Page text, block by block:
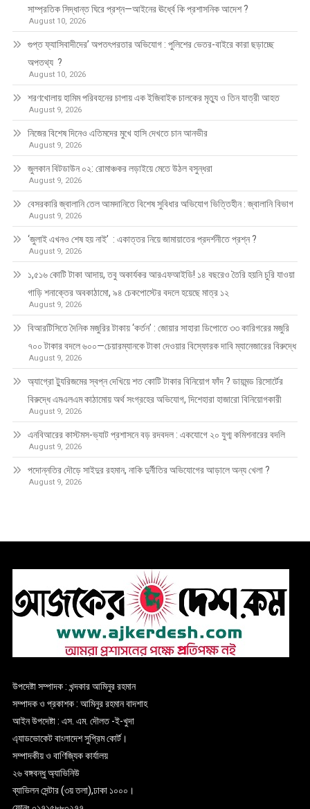
সাম্প্রতিক সিদ্ধান্ত ঘিরে প্রশ্ন—আইনের ঊর্ধ্বে কি প্রশাসনিক আদেশ ?
August 10, 2026
গুপ্ত ফ্যাসিবাদীদের’ অপতৎপরতার অভিযোগ : পুলিশের ভেতর-বাইরে কারা ছড়াচ্ছে
অপতথ্য ?
August 10, 2026
শরণখোলায় হামিম পরিবহনের চাপায় এক ইজিবাইক চালকের মৃত্যু ও তিন যাত্রী আহত
August 9, 2026
নিজের বিশেষ দিনেও এতিমদের মুখে হাসি দেখতে চান আনভীর
August 9, 2026
জুলকান বিটডাউন ০২: রোমাঞ্চকর লড়াইয়ে মেতে উঠল বসুন্ধরা
August 9, 2026
বেসরকারি জ্বালানি তেল আমদানিতে বিশেষ সুবিধার অভিযোগ ভিত্তিহীন : জ্বালানি বিভাগ
August 9, 2026
‘জুলাই এখনও শেষ হয় নাই’ : একাত্তর নিয়ে জামায়াতের প্রদর্শনীতে প্রশ্ন ?
August 9, 2026
১,৫১৬ কোটি টাকা আদায়, তবু অকার্যকর আরএফআইডি! ১৪ বছরেও তৈরি হয়নি চুরি যাওয়া
গাড়ি শনাক্তের অবকাঠামো, ৯৪ চেকপোস্টের বদলে হয়েছে মাত্র ১২
August 9, 2026
বিআরটিসিতে দৈনিক মজুরির টাকায় ‘কর্তন’ : জোয়ার সাহারা ডিপোতে ৩৩ কারিগরের মজুরি
৭০০ টাকার বদলে ৬০০—চেয়ারম্যানকে টাকা দেওয়ার বিস্ফোরক দাবি ম্যানেজারের বিরুদ্ধে
August 9, 2026
অ্যাগ্রো ট্যুরিজমের স্বপ্ন দেখিয়ে শত কোটি টাকার বিনিয়োগ ফাঁদ ? ডায়মন্ড রিসোর্টের
বিরুদ্ধে এমএলএম কাঠামোয় অর্থ সংগ্রহের অভিযোগ, দিশেহারা হাজারো বিনিয়োগকারী
August 9, 2026
এনবিআরের কাস্টমস-ভ্যাট প্রশাসনে বড় রদবদল : একযোগে ২০ যুগ্ম কমিশনারের বদলি
August 9, 2026
পদোন্নতির দৌড়ে সাইদুর রহমান, নাকি দুর্নীতির অভিযোগের আড়ালে অন্য খেলা ?
August 9, 2026
উপদেষ্টা সম্পাদক : খন্দকার আমিনুর রহমান
সম্পাদক ও প্রকাশক : আমিনুর রহমান বাদশাহ
আইন উপদেষ্টা : এস. এম. দৌলত -ই-খুদা
এ্যাডভোকেট বাংলাদেশ সুপ্রিম কোর্ট।
সম্পাদকীয় ও বাণিজ্যিক কার্যালয়
২৬ বঙ্গবন্ধু অ্যাভিনিউ
ব্যাভিলন সেন্টার (৩য় তলা),ঢাকা ১০০০।